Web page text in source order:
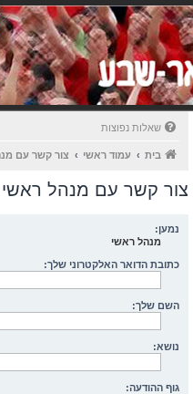
שאלות נפוצות
בית עמוד ראשי צור קשר עם
צור קשר עם מנהל ראשי
נמען:
מנהל ראשי
כתובת הדואר האלקטרוני שלך:
השם שלך:
נושא:
גוף ההודעה: